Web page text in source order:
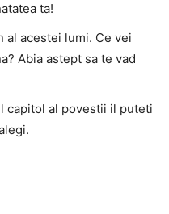
ta!
al acestei lumi. Ce vei
Abia astept sa te vad
capitol al povestii il puteti